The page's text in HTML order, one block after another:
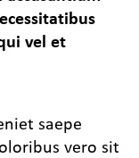
vel et
saepe
vero sit